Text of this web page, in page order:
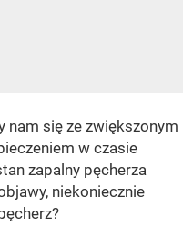
nam się ze zwiększonym
w czasie
zapalny pęcherza
niekoniecznie